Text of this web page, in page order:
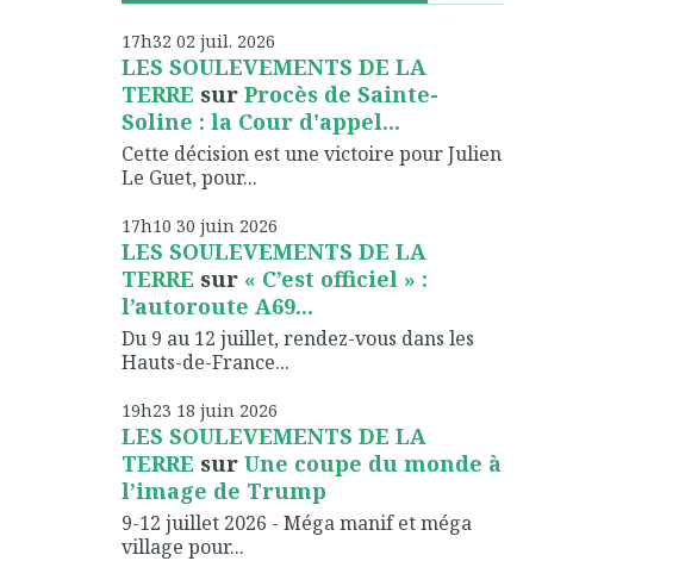
17h32 02 juil. 2026
LES SOULEVEMENTS DE LA
TERRE sur Procès de Sainte-
Soline : la Cour d'appel...
Cette décision est une victoire pour Julien
Le Guet, pour...
17h10 30 juin 2026
LES SOULEVEMENTS DE LA
TERRE sur « C’est officiel » :
l’autoroute A69...
Du 9 au 12 juillet, rendez-vous dans les
Hauts-de-France...
19h23 18 juin 2026
LES SOULEVEMENTS DE LA
TERRE sur Une coupe du monde à
l’image de Trump
9-12 juillet 2026 - Méga manif et méga
village pour...